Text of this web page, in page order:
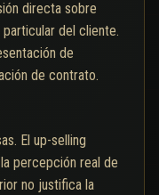
directa sobre
del cliente.
de
de contrato.
El up-selling
percepción real de
no justifica la